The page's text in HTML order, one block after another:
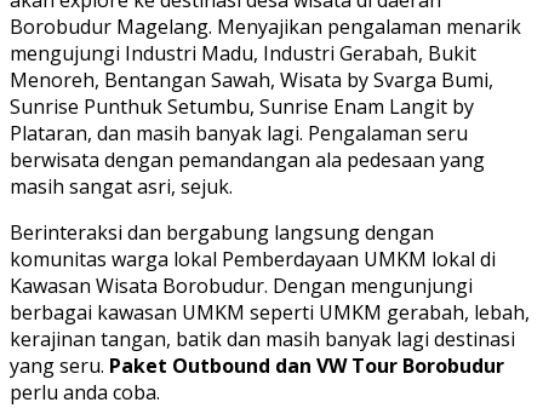
Borobudur Magelang. Menyajikan pengalaman menarik
mengujungi Industri Madu, Industri Gerabah, Bukit
Menoreh, Bentangan Sawah, Wisata by Svarga Bumi,
Sunrise Punthuk Setumbu, Sunrise Enam Langit by
Plataran, dan masih banyak lagi. Pengalaman seru
berwisata dengan pemandangan ala pedesaan yang
masih sangat asri, sejuk.
Berinteraksi dan bergabung langsung dengan
komunitas warga lokal Pemberdayaan UMKM lokal di
Kawasan Wisata Borobudur. Dengan mengunjungi
berbagai kawasan UMKM seperti UMKM gerabah, lebah,
kerajinan tangan, batik dan masih banyak lagi destinasi
yang seru. Paket Outbound dan VW Tour Borobudur
perlu anda coba.